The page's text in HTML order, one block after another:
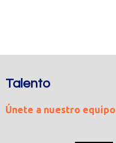
Talento
Únete a nuestro equipo